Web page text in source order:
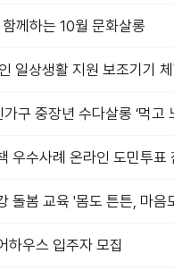
께하는 10월 문화살롱
일상생활 지원 보조기기
구 중장년 수다살롱 ‘먹고
우수사례 온라인 도민투표
돌봄 교육 '몸도 튼튼, 마음
하우스 입주자 모집